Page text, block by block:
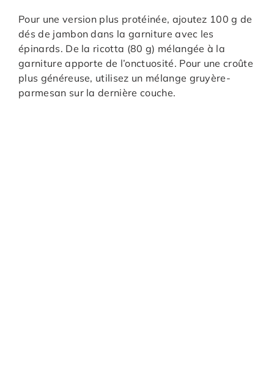
Pour une version plus protéinée, ajoutez 100 g de
dés de jambon dans la garniture avec les
épinards. De la ricotta (80 g) mélangée à la
garniture apporte de l’onctuosité. Pour une croûte
plus généreuse, utilisez un mélange gruyère-
parmesan sur la dernière couche.